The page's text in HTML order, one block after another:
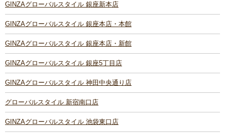
GINZAグローバルスタイル 銀座新本店
GINZAグローバルスタイル 銀座本店・本館
GINZAグローバルスタイル 銀座本店・新館
GINZAグローバルスタイル 銀座5丁目店
GINZAグローバルスタイル 神田中央通り店
グローバルスタイル 新宿南口店
GINZAグローバルスタイル 池袋東口店